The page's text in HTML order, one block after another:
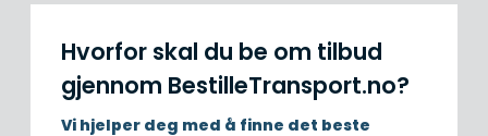
Hvorfor skal du be om tilbud
gjennom BestilleTransport.no?
Vi hjelper deg med å finne det beste